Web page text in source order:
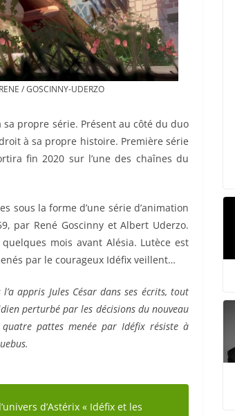
/ GOSCINNY-UDERZO
propre série. Présent au côté du duo
à sa propre histoire. Première série
fin 2020 sur l’une des chaînes du
sous la forme d’une série d’animation
par René Goscinny et Albert Uderzo.
mois avant Alésia. Lutèce est
par le courageux Idéfix veillent…
l’a appris Jules César dans ses écrits, tout
perturbé par les décisions du nouveau
pattes menée par Idéfix résiste à
d’Astérix « Idéfix et les